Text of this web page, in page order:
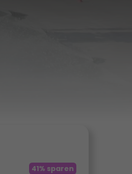
41% sparen